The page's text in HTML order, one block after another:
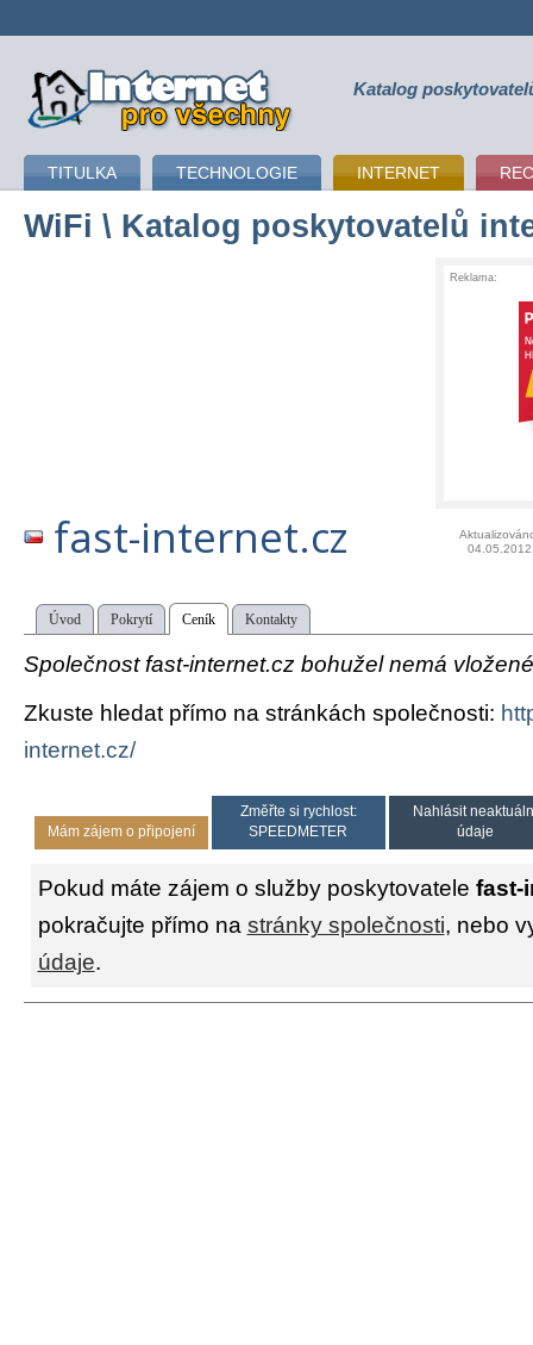
připojení k internetu Katalog
TITULKA TECHNOLOGIE INTERNET
WiFi \ Katalog poskytovatelů
Reklama:
fast-internet.cz
04.05.2012
Úvod Pokrytí Ceník Kontakty
Společnost fast-internet.cz bohužel nemá
Zkuste hledat přímo na stránkách společnosti:
internet.cz/
Mám zájem o připojení
Změřte si rychlost:
SPEEDMETER
Nahlásit
údaje
Pokud máte zájem o služby poskytovatele fast-
pokračujte přímo na stránky společnosti, nebo
údaje.